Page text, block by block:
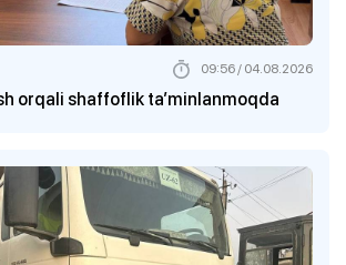
orqali shaffoflik ta’minlanmoqda
09:56 / 04.08.2026